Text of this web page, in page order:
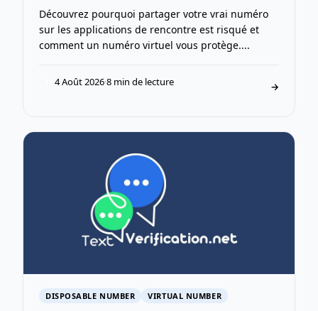
Découvrez pourquoi partager votre vrai numéro
sur les applications de rencontre est risqué et
comment un numéro virtuel vous protège....
4 Août 2026·8 min de lecture →
DISPOSABLE NUMBER VIRTUAL NUMBER